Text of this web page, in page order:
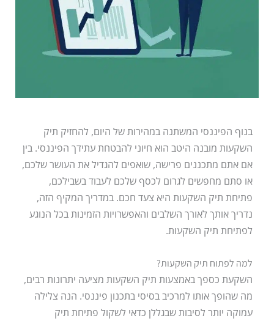
בנוף הפיננסי המשתנה במהירות של היום, להחזיק תיק
השקעות מובנה היטב הוא חיוני להבטחת עתידך הפיננסי. בין
אם אתם מתכננים פרישה, שואפים להגדיל את העושר שלכם,
או סתם מחפשים לגרום לכסף שלכם לעבוד בשבילכם,
פתיחת תיק השקעות היא צעד חכם. במדריך המקיף הזה,
נדריך אותך לאורך השלבים והאפשרויות הזמינות בכל הנוגע
לפתיחת תיק השקעות.
למה לפתוח תיק השקעות?
השקעת כספך באמצעות תיק השקעות מציעה יתרונות רבים,
מה שהופך אותו למרכיב בסיסי בתכנון פיננסי. הנה צלילה
עמוקה יותר לסיבות שבגללן כדאי לשקול פתיחת תיק